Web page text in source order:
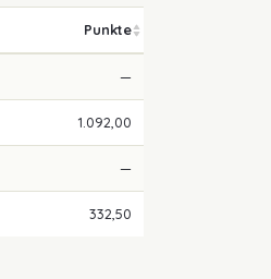
Punkte
—
1.092,00
—
332,50